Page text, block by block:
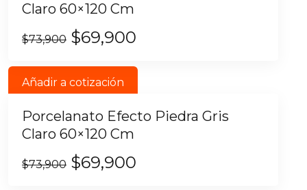
Claro 60×120 Cm
$73,900 $69,900
Añadir a cotización
Porcelanato Efecto Piedra Gris
Claro 60×120 Cm
$73,900 $69,900